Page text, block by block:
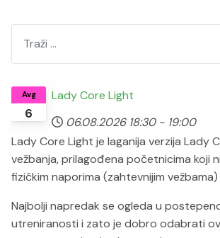
6
Avg
Lady Core Light
06.08.2026 18:30 - 19:00
Lady Core Light je laganija verzija Lady
vežbanja, prilagođena početnicima koji
fizičkim naporima (zahtevnijim vežbama)
Najbolji napredak se ogleda u
utreniranosti i zato je dobro odabrati